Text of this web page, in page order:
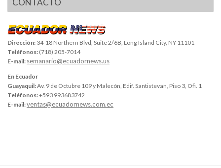
CONTACTO
Dirección: 34-18 Northern Blvd, Suite 2/6B, Long Island City, NY 11101
Teléfonos: (718) 205-7014
E-mail: semanario@ecuadornews.us
En Ecuador
Guayaquil:Av. 9 de Octubre 109 y Malecón, Edif. Santistevan, Piso 3, Ofi. 1
Teléfonos:+593 993683742
E-mail:ventas@ecuadornews.com.ec